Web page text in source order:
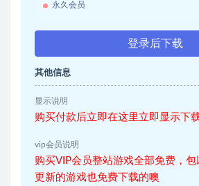
永久会员
登录后下载
其他信息
显示说明
购买付款后立即在这里立即显示下
vip会员说明
购买VIP会员整站游戏全部免费，包
更新的游戏也免费下载的噢